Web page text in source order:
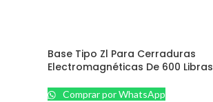
Base Tipo Zl Para Cerraduras
Electromagnéticas De 600 Libras
Comprar por WhatsApp